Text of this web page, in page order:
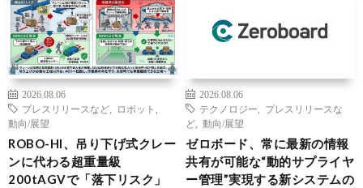
2026.08.06
プレスリリースなど
ロボット
動向/展望
ROBO-HI、吊り下げ式クレー
ンに代わる超重量級
200tAGVで「落下リスク」
2026.08.06
テクノロジー
プレスリリースな
ど
動向/展望
ゼロボード、常に最新の情報
共有が可能な“動的サプライヤ
ー管理”実現する新システムの